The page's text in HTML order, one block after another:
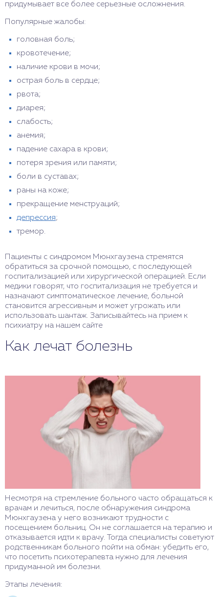
придумывает все более серьезные осложнения.
Популярные жалобы:
головная боль;
кровотечение;
наличие крови в мочи;
острая боль в сердце;
рвота;
диарея;
слабость;
анемия;
падение сахара в крови;
потеря зрения или памяти;
боли в суставах;
раны на коже;
прекращение менструаций;
депрессия;
тремор.
Пациенты с синдромом Мюнхгаузена стремятся
обратиться за срочной помощью, с последующей
госпитализацией или хирургической операцией. Если
медики говорят, что госпитализация не требуется и
назначают симптоматическое лечение, больной
становится агрессивным и может угрожать или
использовать шантаж. Записывайтесь на прием к
психиатру на нашем сайте
Как лечат болезнь
Несмотря на стремление больного часто обращаться к
врачам и лечиться, после обнаружения синдрома
Мюнхгаузена у него возникают трудности с
посещением больниц. Он не соглашается на терапию и
отказывается идти к врачу. Тогда специалисты советуют
родственникам больного пойти на обман: убедить его,
что посетить психотерапевта нужно для лечения
придуманной им болезни.
Этапы лечения: